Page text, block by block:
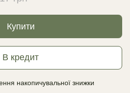
Купити
В кредит
накопичувальної знижки